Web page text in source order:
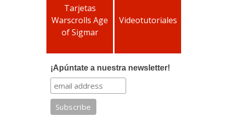
Tarjetas
Warscrolls Age
of Sigmar
Videotutoriales
¡Apúntate a nuestra newsletter!